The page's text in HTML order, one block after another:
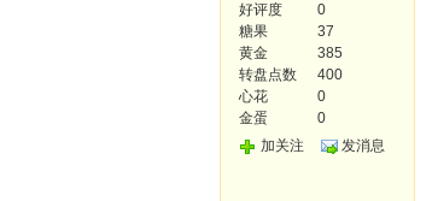
好评度
0
糖果
37
黄金
385
转盘点数
400
心花
0
金蛋
0
加关注
发消息